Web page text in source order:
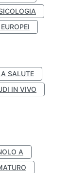
SALUTE
IN VIVO
A